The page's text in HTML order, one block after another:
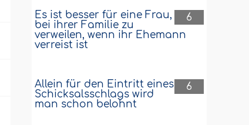
6
Es ist besser für eine Frau,
bei ihrer Familie zu
verweilen, wenn ihr Ehemann
verreist ist
6
Allein für den Eintritt eines
Schicksalsschlags wird
man schon belohnt